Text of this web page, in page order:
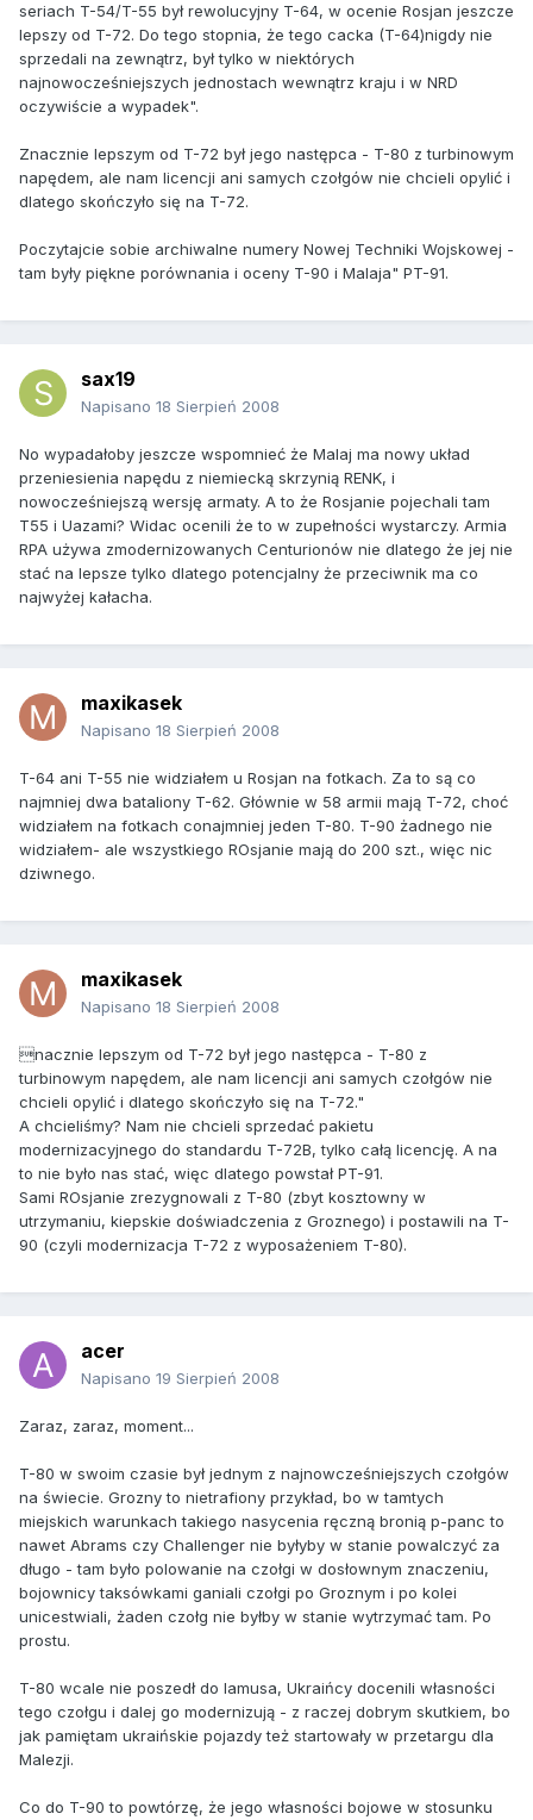
seriach T-54/T-55 był rewolucyjny T-64, w ocenie Rosjan jeszcze
lepszy od T-72. Do tego stopnia, że tego cacka (T-64)nigdy nie
sprzedali na zewnątrz, był tylko w niektórych
najnowocześniejszych jednostach wewnątrz kraju i w NRD
oczywiście a wypadek".
Znacznie lepszym od T-72 był jego następca - T-80 z turbinowym
napędem, ale nam licencji ani samych czołgów nie chcieli opylić i
dlatego skończyło się na T-72.
Poczytajcie sobie archiwalne numery Nowej Techniki Wojskowej -
tam były piękne porównania i oceny T-90 i Malaja" PT-91.
sax19
Napisano 18 Sierpień 2008
No wypadałoby jeszcze wspomnieć że Malaj ma nowy układ
przeniesienia napędu z niemiecką skrzynią RENK, i
nowocześniejszą wersję armaty. A to że Rosjanie pojechali tam
T55 i Uazami? Widac ocenili że to w zupełności wystarczy. Armia
RPA używa zmodernizowanych Centurionów nie dlatego że jej nie
stać na lepsze tylko dlatego potencjalny że przeciwnik ma co
najwyżej kałacha.
maxikasek
Napisano 18 Sierpień 2008
T-64 ani T-55 nie widziałem u Rosjan na fotkach. Za to są co
najmniej dwa bataliony T-62. Głównie w 58 armii mają T-72, choć
widziałem na fotkach conajmniej jeden T-80. T-90 żadnego nie
widziałem- ale wszystkiego ROsjanie mają do 200 szt., więc nic
dziwnego.
maxikasek
Napisano 18 Sierpień 2008
nacznie lepszym od T-72 był jego następca - T-80 z
turbinowym napędem, ale nam licencji ani samych czołgów nie
chcieli opylić i dlatego skończyło się na T-72."
A chcieliśmy? Nam nie chcieli sprzedać pakietu
modernizacyjnego do standardu T-72B, tylko całą licencję. A na
to nie było nas stać, więc dlatego powstał PT-91.
Sami ROsjanie zrezygnowali z T-80 (zbyt kosztowny w
utrzymaniu, kiepskie doświadczenia z Groznego) i postawili na T-
90 (czyli modernizacja T-72 z wyposażeniem T-80).
acer
Napisano 19 Sierpień 2008
Zaraz, zaraz, moment...
T-80 w swoim czasie był jednym z najnowcześniejszych czołgów
na świecie. Grozny to nietrafiony przykład, bo w tamtych
miejskich warunkach takiego nasycenia ręczną bronią p-panc to
nawet Abrams czy Challenger nie byłyby w stanie powalczyć za
długo - tam było polowanie na czołgi w dosłownym znaczeniu,
bojownicy taksówkami ganiali czołgi po Groznym i po kolei
unicestwiali, żaden czołg nie byłby w stanie wytrzymać tam. Po
prostu.
T-80 wcale nie poszedł do lamusa, Ukraińcy docenili własności
tego czołgu i dalej go modernizują - z raczej dobrym skutkiem, bo
jak pamiętam ukraińskie pojazdy też startowały w przetargu dla
Malezji.
Co do T-90 to powtórzę, że jego własności bojowe w stosunku